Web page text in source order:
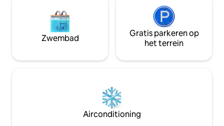
Zwembad
Gratis parkeren op
het terrein
Airconditioning